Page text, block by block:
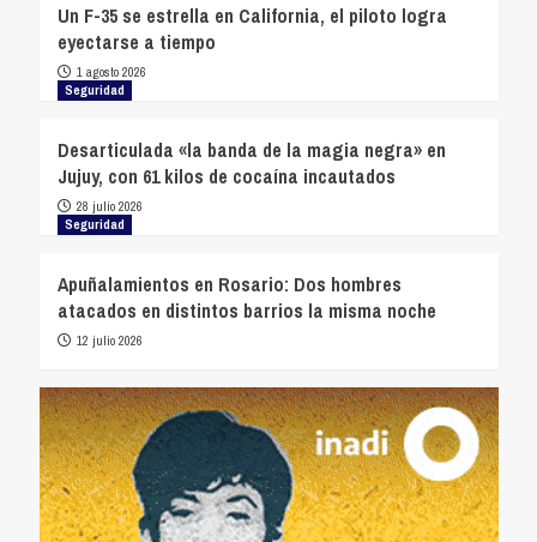
Un F-35 se estrella en California, el piloto logra
eyectarse a tiempo
1 agosto 2026
Seguridad
Desarticulada «la banda de la magia negra» en
Jujuy, con 61 kilos de cocaína incautados
28 julio 2026
Seguridad
Apuñalamientos en Rosario: Dos hombres
atacados en distintos barrios la misma noche
12 julio 2026